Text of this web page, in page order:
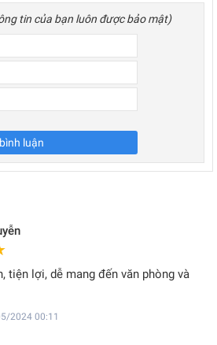
tin của bạn luôn được bảo mật)
luận
tiện lợi, dễ mang đến văn phòng và
2024 00:11